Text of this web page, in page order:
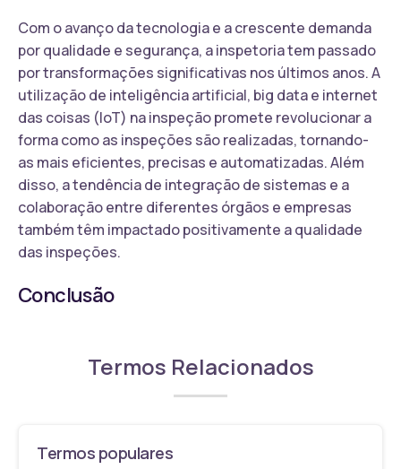
Com o avanço da tecnologia e a crescente demanda
por qualidade e segurança, a inspetoria tem passado
por transformações significativas nos últimos anos. A
utilização de inteligência artificial, big data e internet
das coisas (IoT) na inspeção promete revolucionar a
forma como as inspeções são realizadas, tornando-
as mais eficientes, precisas e automatizadas. Além
disso, a tendência de integração de sistemas e a
colaboração entre diferentes órgãos e empresas
também têm impactado positivamente a qualidade
das inspeções.
Conclusão
Termos Relacionados
Termos populares